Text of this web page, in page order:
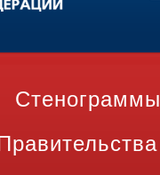
Стенограммы